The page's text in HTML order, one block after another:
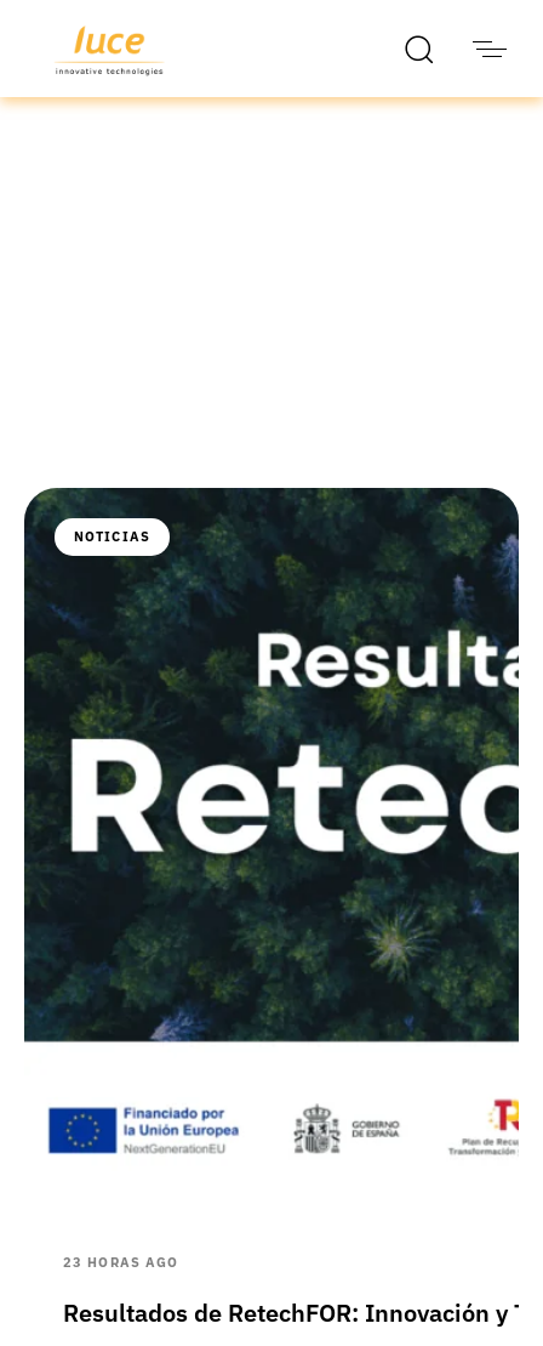
NOTICIAS
23 HORAS AGO
Resultados de RetechFOR: Innovación y